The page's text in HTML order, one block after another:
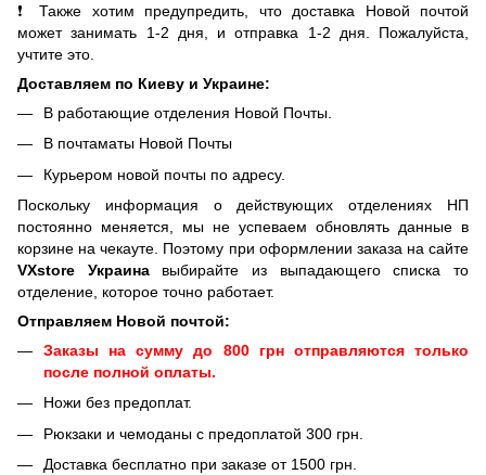
❗ Также хотим предупредить, что доставка Новой почтой
может занимать 1-2 дня, и отправка 1-2 дня. Пожалуйста,
учтите это.
Доставляем по Киеву и Украине:
В работающие отделения Новой Почты.
В почтаматы Новой Почты
Курьером новой почты по адресу.
Поскольку информация о действующих отделениях НП
постоянно меняется, мы не успеваем обновлять данные в
корзине на чекауте. Поэтому при оформлении заказа на сайте
VXstore Украинавыбирайте из выпадающего списка то
отделение, которое точно работает.
Отправляем Новой почтой:
Заказы на сумму до 800 грн отправляются только
после полной оплаты.
Ножи без предоплат.
Рюкзаки и чемоданы с предоплатой 300 грн.
Доставка бесплатно при заказе от 1500 грн.